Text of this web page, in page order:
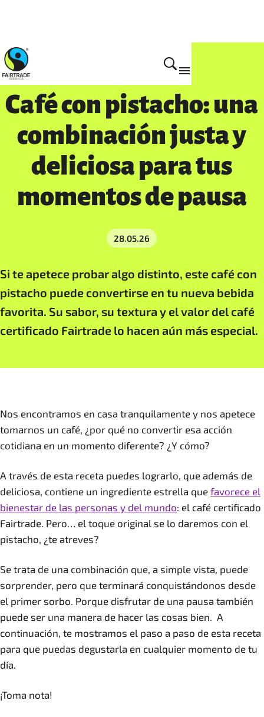
Actualidad
Café con pistacho: una
combinación justa y
deliciosa para tus
momentos de pausa
28.05.26
Si te apetece probar algo distinto, este café con
pistacho puede convertirse en tu nueva bebida
favorita. Su sabor, su textura y el valor del café
certificado Fairtrade lo hacen aún más especial.
Nos encontramos en casa tranquilamente y nos apetece
tomarnos un café, ¿por qué no convertir esa acción
cotidiana en un momento diferente? ¿Y cómo?
A través de esta receta puedes lograrlo, que además de
deliciosa, contiene un ingrediente estrella que favorece el
bienestar de las personas y del mundo: el café certificado
Fairtrade. Pero… el toque original se lo daremos con el
pistacho, ¿te atreves?
Se trata de una combinación que, a simple vista, puede
sorprender, pero que terminará conquistándonos desde
el primer sorbo. Porque disfrutar de una pausa también
puede ser una manera de hacer las cosas bien. A
continuación, te mostramos el paso a paso de esta receta
para que puedas degustarla en cualquier momento de tu
día.
¡Toma nota!